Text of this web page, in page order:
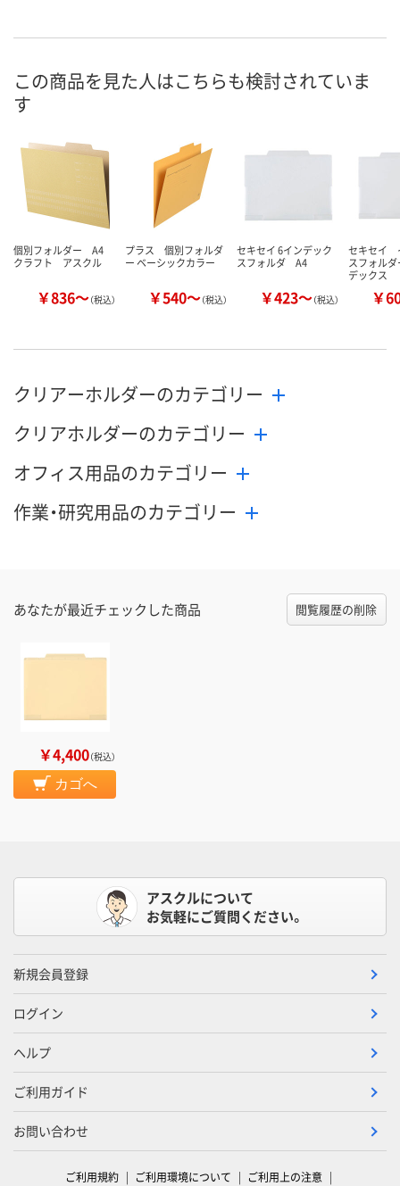
この商品を見た人はこちらも検討されていま
す
個別フォルダー A4
クラフト アスクル
￥836～（税込）
プラス 個別フォルダ
ー ベーシックカラー
￥540～（税込）
セキセイ 6インデック
スフォルダ A4
￥423～（税込）
セキセイ
スフォル
デックス
￥
クリアーホルダーのカテゴリー
クリアホルダーのカテゴリー
オフィス用品のカテゴリー
作業・研究用品のカテゴリー
あなたが最近チェックした商品 閲覧履歴の削除
￥4,400（税込）
カゴへ
アスクルについて
お気軽にご質問ください。
新規会員登録
ログイン
ヘルプ
ご利用ガイド
お問い合わせ
ご利用規約 ご利用環境について ご利用上の注意